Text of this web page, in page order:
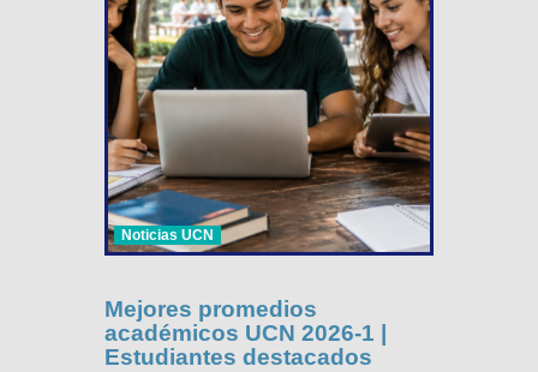
Noticias UCN
Mejores promedios
académicos UCN 2026-1 |
Estudiantes destacados